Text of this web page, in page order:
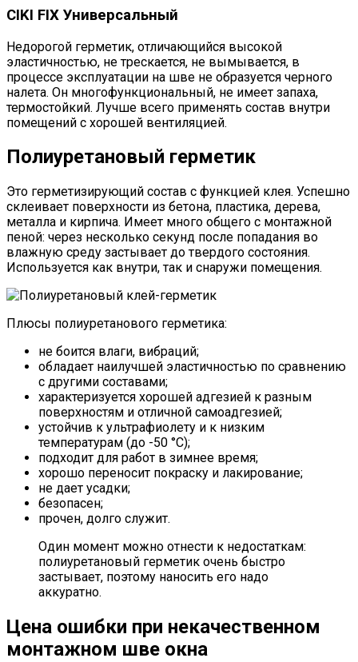
CIKI FIX Универсальный
Недорогой герметик, отличающийся высокой
эластичностью, не трескается, не вымывается, в
процессе эксплуатации на шве не образуется черного
налета. Он многофункциональный, не имеет запаха,
термостойкий. Лучше всего применять состав внутри
помещений с хорошей вентиляцией.
Полиуретановый герметик
Это герметизирующий состав с функцией клея. Успешно
склеивает поверхности из бетона, пластика, дерева,
металла и кирпича. Имеет много общего с монтажной
пеной: через несколько секунд после попадания во
влажную среду застывает до твердого состояния.
Используется как внутри, так и снаружи помещения.
Плюсы полиуретанового герметика:
не боится влаги, вибраций;
обладает наилучшей эластичностью по сравнению
с другими составами;
характеризуется хорошей адгезией к разным
поверхностям и отличной самоадгезией;
устойчив к ультрафиолету и к низким
температурам (до -50 °C);
подходит для работ в зимнее время;
хорошо переносит покраску и лакирование;
не дает усадки;
безопасен;
прочен, долго служит.
Один момент можно отнести к недостаткам:
полиуретановый герметик очень быстро
застывает, поэтому наносить его надо
аккуратно.
Цена ошибки при некачественном
монтажном шве окна